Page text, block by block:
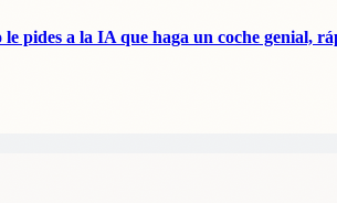
a la IA que haga un coche genial,